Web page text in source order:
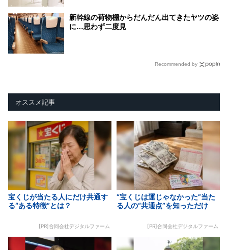
新幹線の荷物棚からだんだん出てきたヤツの姿
に…思わず二度見
Recommended by
オススメ記事
宝くじが当たる人にだけ共通す
る“ある特徴”とは？
[PR]合同会社デジタルファーム
“宝くじは運じゃなかった”当た
る人の“共通点”を知っただけ
[PR]合同会社デジタルファーム